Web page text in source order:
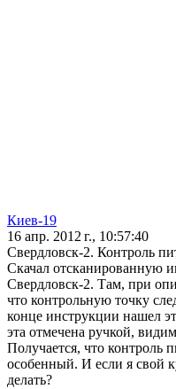
Киев-19
16 апр. 2012 г., 10:57:40
Свердловск-2. Контроль
Скачал отсканированную
Свердловск-2. Там, при
что контрольную точку
конце инструкции нашел
эта отмечена ручкой,
Получается, что контроль
особенный. И если я свой
делать?